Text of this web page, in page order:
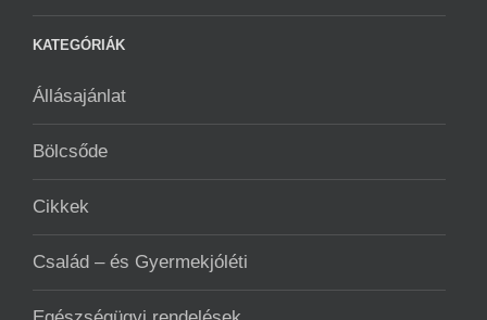
KATEGÓRIÁK
Állásajánlat
Bölcsőde
Cikkek
Család – és Gyermekjóléti